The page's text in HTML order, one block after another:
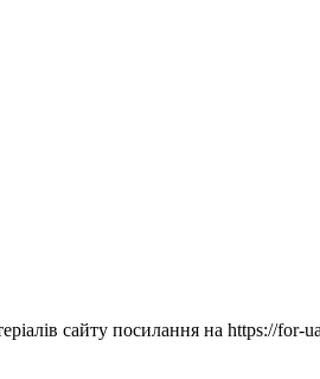
сайту посилання на https://for-